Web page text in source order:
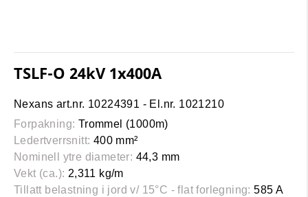
TSLF-O 24kV 1x400A
Nexans art.nr. 10224391 - El.nr. 1021210
Forpakning: Trommel (1000m)
Ledertverrsnitt: 400 mm²
Nominell ytre diameter: 44,3 mm
Vekt (ca.): 2,311 kg/m
Tillatt belastning i jord v/ 15°C - flat forlegning: 585 A